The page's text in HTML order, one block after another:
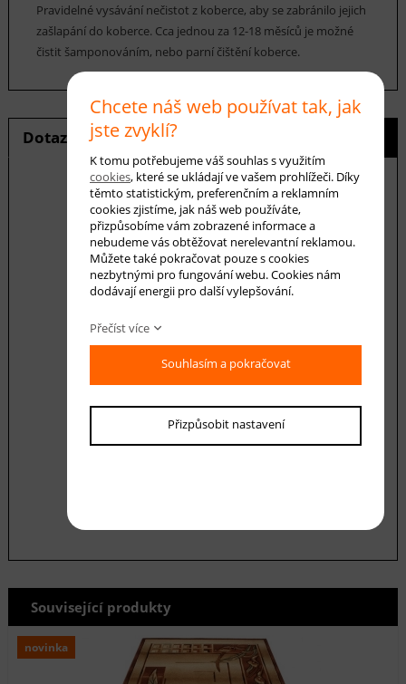
Pravidelné vysávání nečistot z koberce, aby se zabránilo jejich
zašlapání do koberce. Cca jednou za 12-18 měsíců je možné
čistit šamponováním, nebo parní čištění koberce.
Dotaz na produkt
E-mail *
Váš dotaz
Související produkty
novinka
Chcete náš web používat tak, jak
jste zvyklí?
K tomu potřebujeme váš souhlas s využitím
cookies, které se ukládají ve vašem prohlížeči. Díky
těmto statistickým, preferenčním a reklamním
cookies zjistíme, jak náš web používáte,
přizpůsobíme vám zobrazené informace a
nebudeme vás obtěžovat nerelevantní reklamou.
Můžete také pokračovat pouze s cookies
nezbytnými pro fungování webu. Cookies nám
dodávají energii pro další vylepšování.
Přečíst více
Souhlasím a pokračovat
Přizpůsobit nastavení